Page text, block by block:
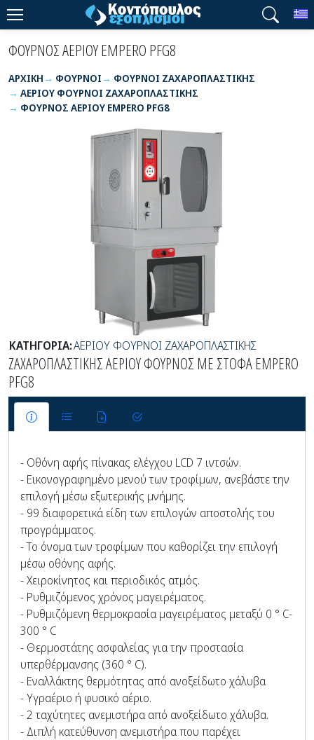
ΦΟΥΡΝΟΣ ΑΕΡΙΟΥ EMPERO PFG8
ΑΡΧΙΚΉ ΦΟΥΡΝΟΙ
ΦΟΥΡΝΟΙ ΖΑΧΑΡΟΠΛΑΣΤΙΚΗΣ
ΑΕΡΙΟΥ ΦΟΥΡΝΟΙ ΖΑΧΑΡΟΠΛΑΣΤΙΚΗΣ
ΦΟΥΡΝΟΣ ΑΕΡΙΟΥ EMPERO PFG8
ΚΑΤΗΓΟΡΙΑ:ΑΕΡΙΟΥ ΦΟΥΡΝΟΙ ΖΑΧΑΡΟΠΛΑΣΤΙΚΗΣ
ΖΑΧΑΡΟΠΛΑΣΤΙΚΗΣ ΑΕΡΙΟΥ ΦΟΥΡΝΟΣ ΜΕ ΣΤΟΦΑ EMPERO
PFG8
- Οθόνη αφής πίνακας ελέγχου LCD 7 ιντσών.
- Εικονογραφημένο μενού των τροφίμων, ανεβάστε την
επιλογή μέσω εξωτερικής μνήμης.
- 99 διαφορετικά είδη των επιλογών αποστολής του
προγράμματος.
- Το όνομα των τροφίμων που καθορίζει την επιλογή
μέσω οθόνης αφής.
- Χειροκίνητος και περιοδικός ατμός.
- Ρυθμιζόμενος χρόνος μαγειρέματος.
- Ρυθμιζόμενη θερμοκρασία μαγειρέματος μεταξύ 0 ° C-
300 ° C
- Θερμοστάτης ασφαλείας για την προστασία
υπερθέρμανσης (360 ° C).
- Εναλλάκτης θερμότητας από ανοξείδωτο χάλυβα
- Υγραέριο ή φυσικό αέριο.
- 2 ταχύτητες ανεμιστήρα από ανοξείδωτο χάλυβα.
- Διπλή κατεύθυνση ανεμιστήρα που παρέχει